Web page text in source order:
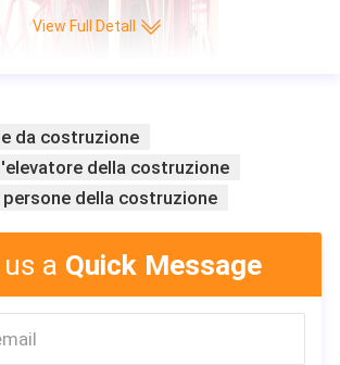
View Full Detall
da costruzione
della costruzione
della costruzione
a Quick Message